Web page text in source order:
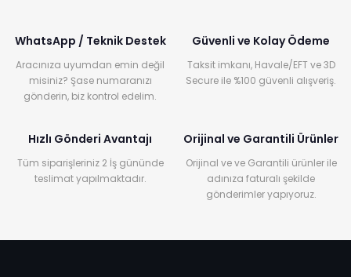
WhatsApp / Teknik Destek
Aracınıza uyumdan emin değil
misiniz? Şase numaranızı
gönderin, biz kontrol edelim.
Güvenli ve Kolay Ödeme
Taksit imkanı, Havale/EFT ve 3D
Secure ile %100 güvenli alışveriş.
Hızlı Gönderi Avantajı
Tüm siparişleriniz 2 İş gününde
teslimat yapılmaktadır.
Orijinal ve Garantili Ürünler
Orijinal ve ve Garantili ürünler ile
adınıza faturalı şekilde
gönderimler yapıyoruz.